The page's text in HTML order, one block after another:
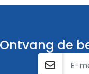
Ontvang de
E-mailadres